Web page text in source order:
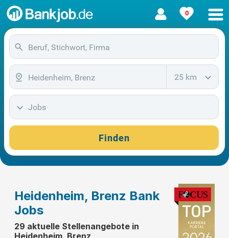
0
25 km
Jobs
Finden
Heidenheim, Brenz Bank
Jobs
29 aktuelle Stellenangebote in
Heidenheim, Brenz